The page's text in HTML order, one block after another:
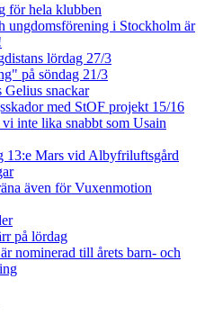
för hela klubben
ungdomsförening i Stockholm är
lördag 27/3
på söndag 21/3
snackar
med StOF projekt 15/16
inte lika snabbt som Usain
13:e Mars vid Albyfriluftsgård
även för Vuxenmotion
på lördag
nominerad till årets barn- och